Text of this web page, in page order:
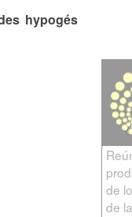
hypogés
de
de